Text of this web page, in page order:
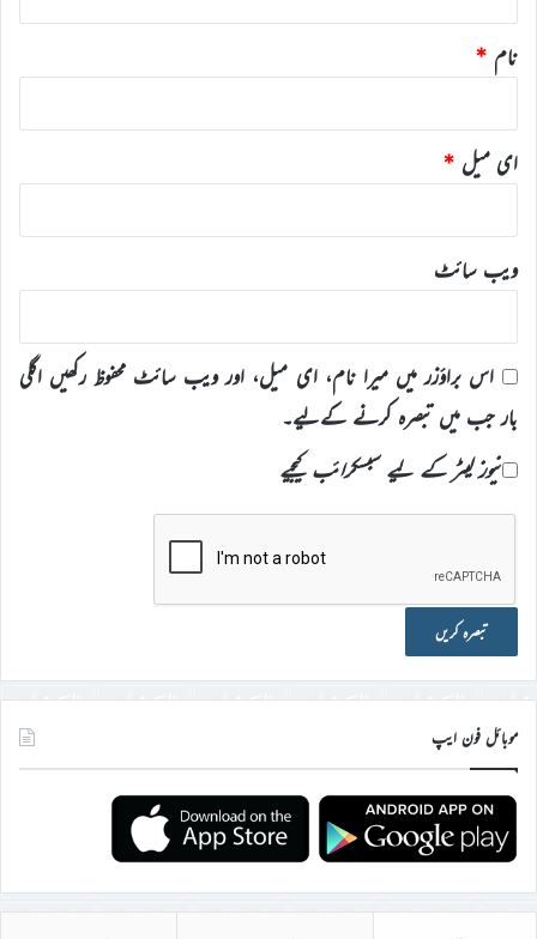
نام *
ای میل *
ویب‌ سائٹ
اس براؤزر میں میرا نام، ای میل، اور ویب سائٹ محفوظ رکھیں اگلی
بار جب میں تبصرہ کرنے کےلیے۔
نیوز لیٹر کے لیے سبسکرائب کیجیے
موبائل فون ایپ